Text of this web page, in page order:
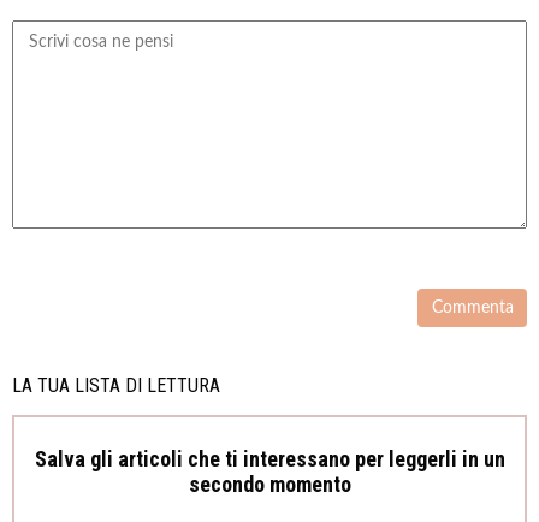
LA TUA LISTA DI LETTURA
Salva gli articoli che ti interessano per leggerli in un
secondo momento